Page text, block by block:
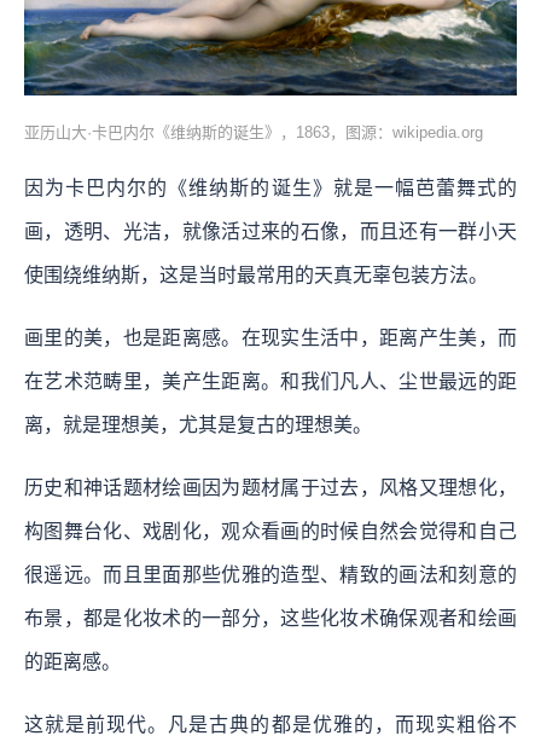
亚历山大·卡巴内尔《维纳斯的诞生》，1863，图源：wikipedia.org
因为卡巴内尔的《维纳斯的诞生》就是一幅芭蕾舞式的
画，透明、光洁，就像活过来的石像，而且还有一群小天
使围绕维纳斯，这是当时最常用的天真无辜包装方法。
画里的美，也是距离感。在现实生活中，距离产生美，而
在艺术范畴里，美产生距离。和我们凡人、尘世最远的距
离，就是理想美，尤其是复古的理想美。
历史和神话题材绘画因为题材属于过去，风格又理想化，
构图舞台化、戏剧化，观众看画的时候自然会觉得和自己
很遥远。而且里面那些优雅的造型、精致的画法和刻意的
布景，都是化妆术的一部分，这些化妆术确保观者和绘画
的距离感。
这就是前现代。凡是古典的都是优雅的，而现实粗俗不